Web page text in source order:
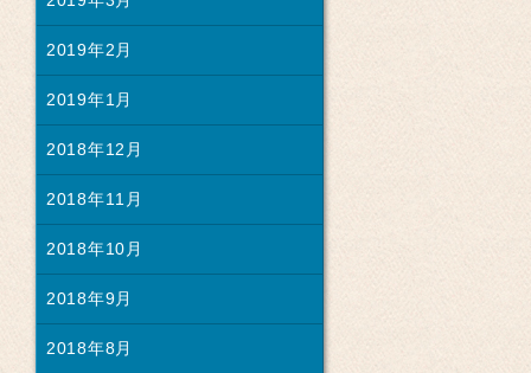
2019年2月
2019年1月
2018年12月
2018年11月
2018年10月
2018年9月
2018年8月